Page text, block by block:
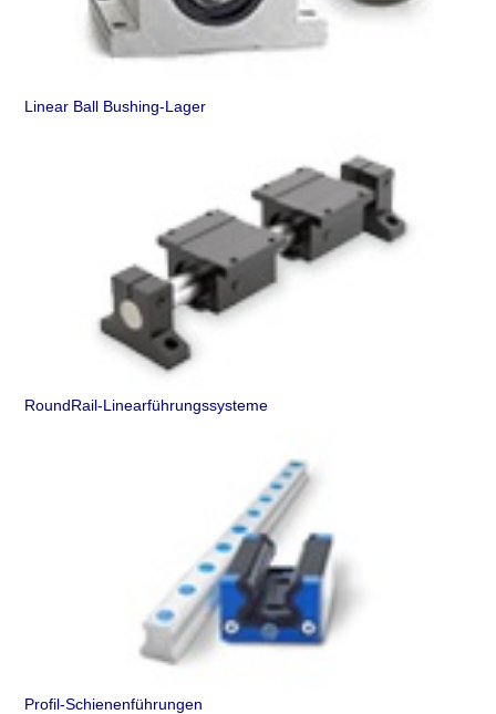
Linear Ball Bushing-Lager
RoundRail-Linearführungssysteme
Profil-Schienenführungen